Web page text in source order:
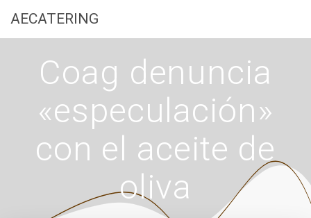
AECATERING
Coag denuncia
«especulación»
con el aceite de
oliva